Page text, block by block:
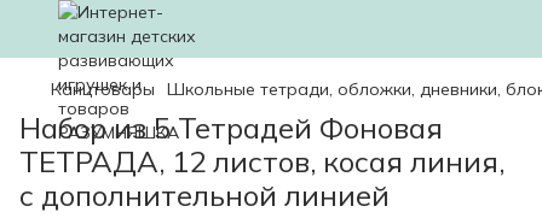
Канцтовары Школьные тетради, обложки, дневники,
Набор из 5 Тетрадей Фоновая
ТЕТРАДА, 12 листов, косая линия,
с дополнительной линией